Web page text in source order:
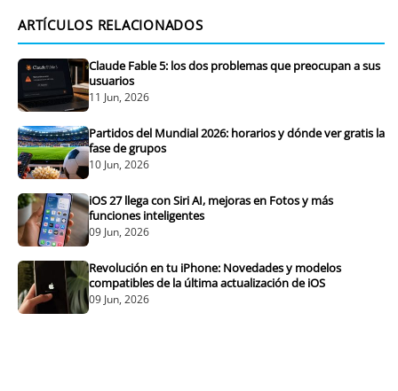
ARTÍCULOS RELACIONADOS
Claude Fable 5: los dos problemas que preocupan a sus
usuarios
11 Jun, 2026
Partidos del Mundial 2026: horarios y dónde ver gratis la
fase de grupos
10 Jun, 2026
iOS 27 llega con Siri AI, mejoras en Fotos y más
funciones inteligentes
09 Jun, 2026
Revolución en tu iPhone: Novedades y modelos
compatibles de la última actualización de iOS
09 Jun, 2026